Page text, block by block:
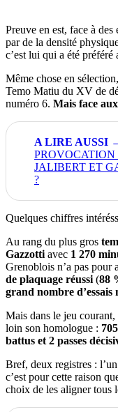
Preuve en est, face à
par de la densité
c’est lui qui a été préféré
Même chose en
Temo Matiu du XV de
numéro 6. Mais face
JALIBERT ET
?
Quelques chiffres
Au rang du plus gros
Gazzotti avec 1 270
Grenoblois n’a pas pour
de plaquage réussi (88
grand nombre d’essais
Mais dans le jeu
loin son homologue :
battus et 2 passes
Bref, deux registres :
c’est pour cette raison
choix de les aligner tous